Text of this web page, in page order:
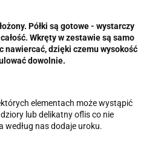
Półki są gotowe - wystarczy
Wkręty w zestawie są samo
nawiercać, dzięki czemu wysokość
dowolnie.
elementach może wystąpić
lub delikatny oflis co nie
według nas dodaje uroku.